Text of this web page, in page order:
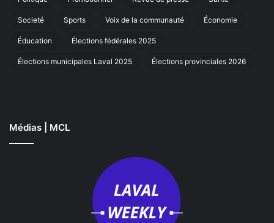
Societé Sports Voix de la communauté Économie
Éducation Élections fédérales 2025
Élections municipales Laval 2025 Élections provinciales 2026
Médias | MCL